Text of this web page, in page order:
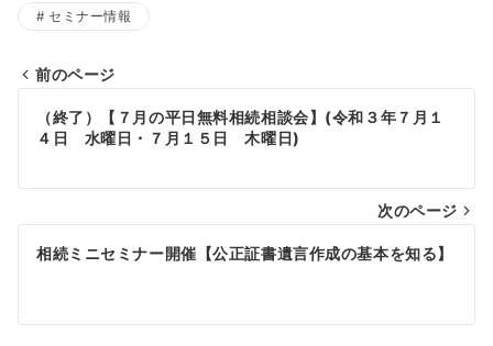
セミナー情報
稿
ビ
ゲ
シ
前のページ
（終了）【７月の平日無料相続相談会】(令和３年７月１
４日 水曜日・７月１５日 木曜日)
次のページ
相続ミニセミナー開催【公正証書遺言作成の基本を知る】